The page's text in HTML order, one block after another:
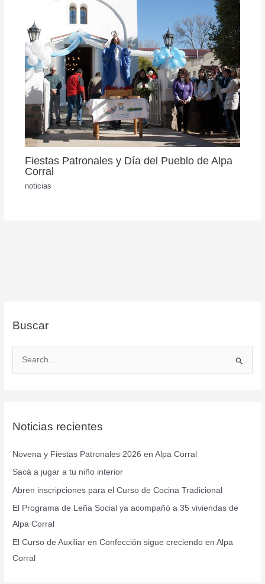
Fiestas Patronales y Día del Pueblo de Alpa
Corral
noticias
Buscar
a
p
o
r
:
Noticias recientes
Novena y Fiestas Patronales 2026 en Alpa Corral
Sacá a jugar a tu niño interior
Abren inscripciones para el Curso de Cocina Tradicional
El Programa de Leña Social ya acompañó a 35 viviendas de
Alpa Corral
El Curso de Auxiliar en Confección sigue creciendo en Alpa
Corral